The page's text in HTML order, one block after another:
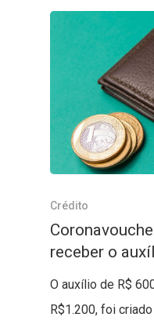
Crédito
receber o
O auxílio de R$
R$1.200, foi